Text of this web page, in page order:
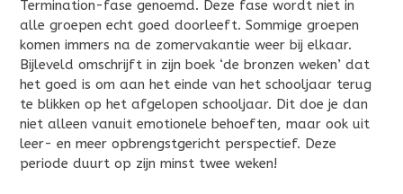
Termination-fase genoemd. Deze fase wordt niet in
alle groepen echt goed doorleeft. Sommige groepen
komen immers na de zomervakantie weer bij elkaar.
Bijleveld omschrijft in zijn boek ‘de bronzen weken’ dat
het goed is om aan het einde van het schooljaar terug
te blikken op het afgelopen schooljaar. Dit doe je dan
niet alleen vanuit emotionele behoeften, maar ook uit
leer- en meer opbrengstgericht perspectief. Deze
periode duurt op zijn minst twee weken!